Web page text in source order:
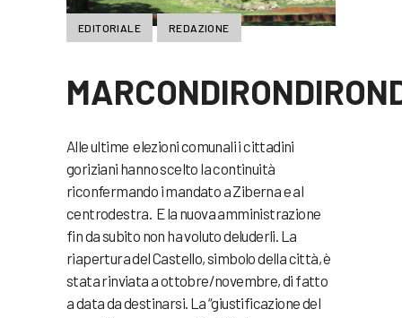
EDITORIALE REDAZIONE
Alle ultime elezioni comunali i cittadini
goriziani hanno scelto la continuità
riconfermando i mandato a Ziberna e al
centrodestra. E la nuova amministrazione
fin da subito non ha voluto deluderli. La
riapertura del Castello, simbolo della città, è
stata rinviata a ottobre/novembre, di fatto
a data da destinarsi. La “giustificazione del